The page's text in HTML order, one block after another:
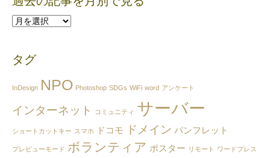
過
記
を
別
見
る
タグ
InDesign NPO Photoshop SDGs WiFi word アンケート
インターネット コミュニティ サーバー
ショートカットキー スマホ ドコモ ドメイン パンフレット
プレビューモード ボランティア ポスター リモート ワードプレス